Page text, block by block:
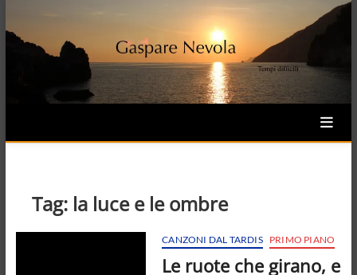
content
Tag: la luce e le ombre
CANZONI DAL TARDIS PRIMO PIANO
Le ruote che girano, e